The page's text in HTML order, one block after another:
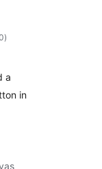
avaliações
totais
)
a
in